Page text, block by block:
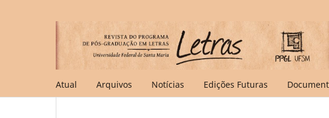
Atual Arquivos Notícias Edições Futuras